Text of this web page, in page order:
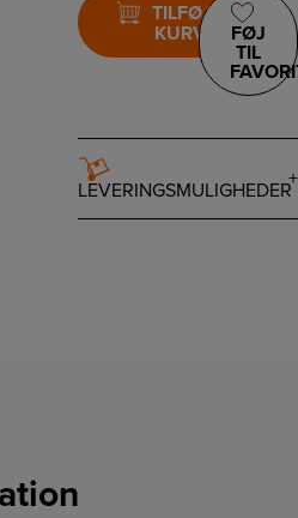
TILFØJ TIL
KURV
FØJ
TIL
LEVERINGSMULIGHEDER